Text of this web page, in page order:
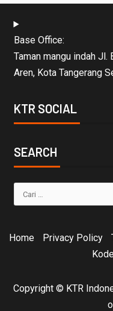
Base Office:
Taman mangu indah Jl.
Aren, Kota Tangerang
KTR SOCIAL
SEARCH
Home Privacy Policy
Copyright © KTR